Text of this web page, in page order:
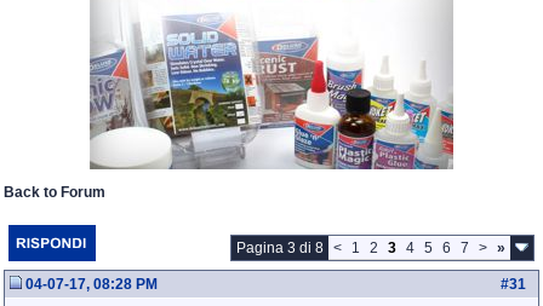
Back to Forum
Pagina 3 di 8 < 1 2 3 4 5 6 7 > »
#31
04-07-17, 08:28 PM